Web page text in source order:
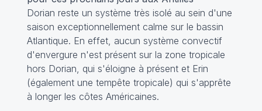
Dorian reste un système très isolé au sein d'une
saison exceptionnellement calme sur le bassin
Atlantique. En effet, aucun système convectif
d'envergure n'est présent sur la zone tropicale
hors Dorian, qui s'éloigne à présent et Erin
(également une tempête tropicale) qui s'apprête
à longer les côtes Américaines.